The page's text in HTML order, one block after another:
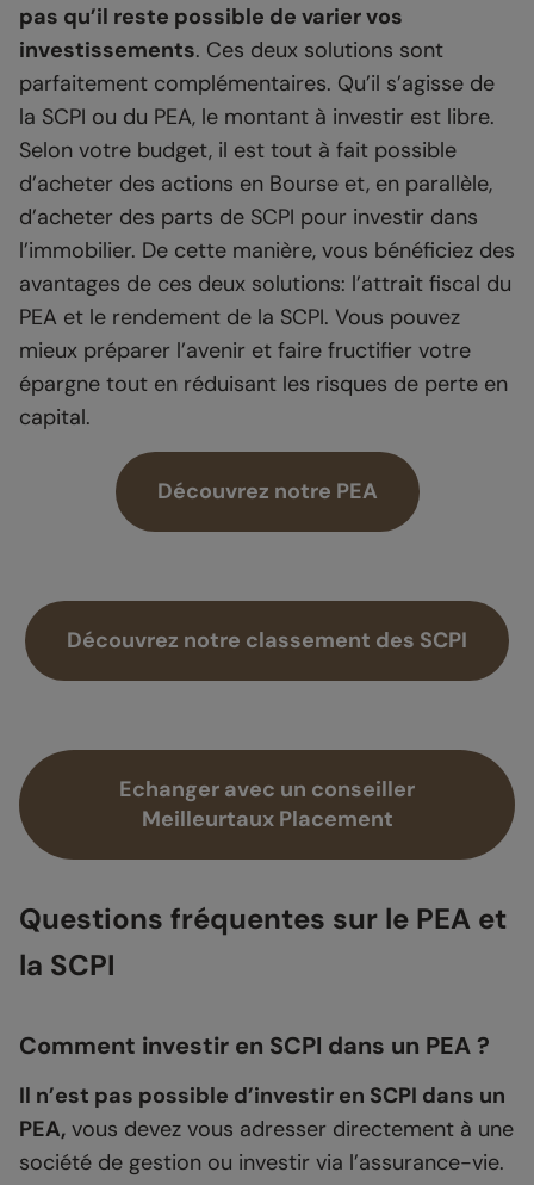
pas qu’il reste possible de varier vos
investissements. Ces deux solutions sont
parfaitement complémentaires. Qu’il s’agisse de
la SCPI ou du PEA, le montant à investir est libre.
Selon votre budget, il est tout à fait possible
d’acheter des actions en Bourse et, en parallèle,
d’acheter des parts de SCPI pour investir dans
l’immobilier. De cette manière, vous bénéficiez des
avantages de ces deux solutions: l’attrait fiscal du
PEA et le rendement de la SCPI. Vous pouvez
mieux préparer l’avenir et faire fructifier votre
épargne tout en réduisant les risques de perte en
capital.
Découvrez notre PEA
Découvrez notre classement des SCPI
Echanger avec un conseiller
Meilleurtaux Placement
Questions fréquentes sur le PEA et
la SCPI
Comment investir en SCPI dans un PEA ?
Il n’est pas possible d’investir en SCPI dans un
PEA, vous devez vous adresser directement à une
société de gestion ou investir via l’assurance-vie.